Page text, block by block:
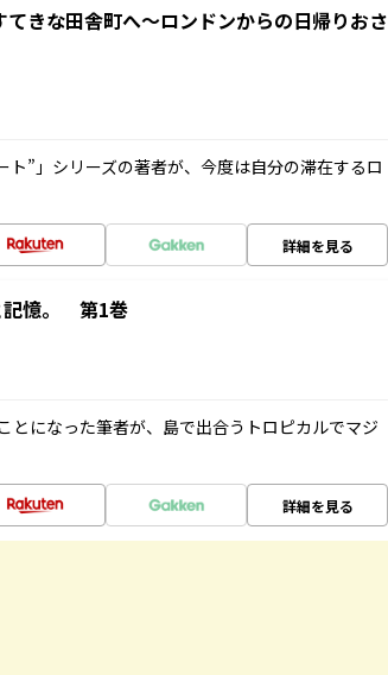
きな田舎町へ～ロンドンからの日帰りおさ
”」シリーズの著者が、今度は自分の滞在するロ
詳細を見る
記憶。 第1巻
とになった筆者が、島で出合うトロピカルでマジ
詳細を見る